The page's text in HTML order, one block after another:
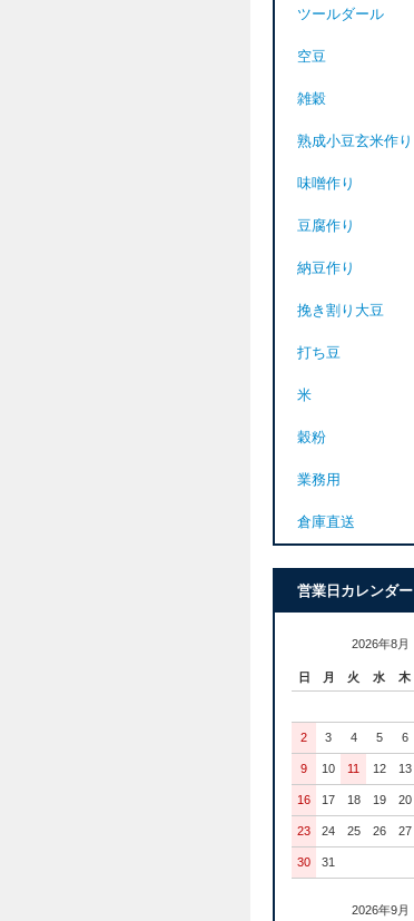
ツールダール
空豆
雑穀
熟成小豆玄米作り
味噌作り
豆腐作り
納豆作り
挽き割り大豆
打ち豆
米
穀粉
業務用
倉庫直送
営業日カレンダー
2026年8月
日 月 火 水 木
2 3 4 5 6
9 10 11 12 13
16 17 18 19 20
23 24 25 26 27
30 31
2026年9月